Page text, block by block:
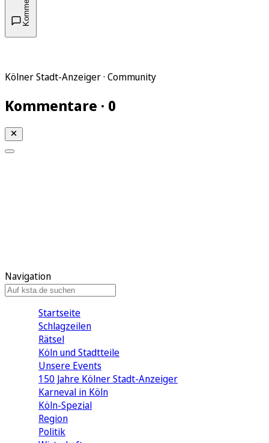
Kölner Stadt-Anzeiger · Community
Kommentare · 0
Navigation
Startseite
Schlagzeilen
Rätsel
Köln und Stadtteile
Unsere Events
150 Jahre Kölner Stadt-Anzeiger
Karneval in Köln
Köln-Spezial
Region
Politik